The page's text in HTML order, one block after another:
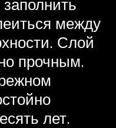
между
Слой
прочным.
лет.